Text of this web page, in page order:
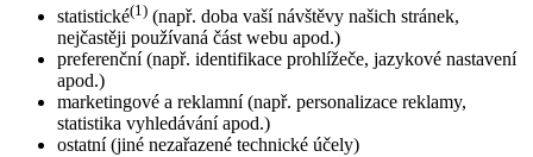
statistické(1) (např. doba vaší návštěvy našich stránek,
nejčastěji používaná část webu apod.)
preferenční (např. identifikace prohlížeče, jazykové nastavení
apod.)
marketingové a reklamní (např. personalizace reklamy,
statistika vyhledávání apod.)
ostatní (jiné nezařazené technické účely)